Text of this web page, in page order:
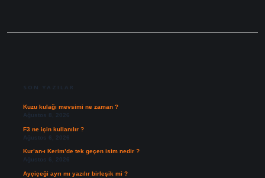
SON YAZILAR
Kuzu kulağı mevsimi ne zaman ?
Ağustos 8, 2026
F3 ne için kullanılır ?
Ağustos 6, 2026
Kur’an-ı Kerim’de tek geçen isim nedir ?
Ağustos 6, 2026
Ayçiçeği ayrı mı yazılır birleşik mi ?